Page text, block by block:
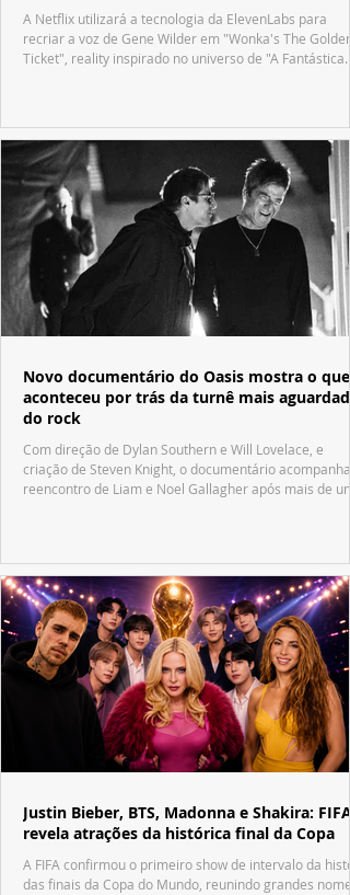
A Netflix utilizará a tecnologia da ElevenLabs para
recriar a voz de Gene Wilder em "Wonka's The Golden
Ticket", reality inspirado no universo de "A Fantástica
Novo documentário do Oasis mostra o que
aconteceu por trás da turnê mais aguardada
do rock
Com direção de Dylan Southern e Will Lovelace, e
criação de Steven Knight, o documentário acompanha
reencontro de Liam e Noel Gallagher após mais de
Justin Bieber, BTS, Madonna e Shakira: FIFA
revela atrações da histórica final da Copa
A FIFA confirmou o primeiro show de intervalo da
das finais da Copa do Mundo, reunindo grandes nomes